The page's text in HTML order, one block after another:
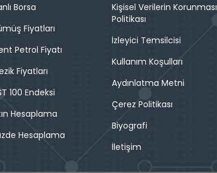
Borsa
Fiyatları
Petrol Fiyatı
Fiyatları
100 Endeksi
Hesaplama
Hesaplama
Kişisel Verilerin Korunması
Politikası
İzleyici Temsilcisi
Kullanım Koşulları
Aydınlatma Metni
Çerez Politikası
Biyografi
İletişim